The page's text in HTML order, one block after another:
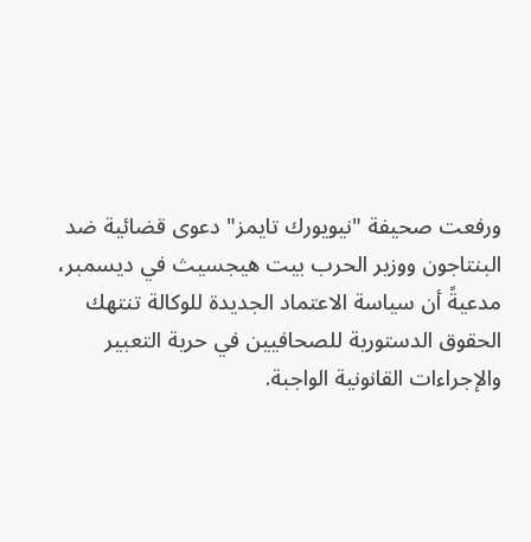
ورفعت صحيفة "نيويورك تايمز" دعوى قضائية ضد
البنتاجون ووزير الحرب بيت هيجسيث في ديسمبر،
مدعيةً أن سياسة الاعتماد الجديدة للوكالة تنتهك
الحقوق الدستورية للصحافيين في حرية التعبير
والإجراءات القانونية الواجبة.